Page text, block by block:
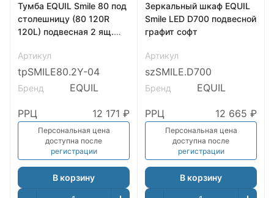
Тумба EQUIL Smile 80 под
столешницу (80 120R
120L) подвесная 2 ящ.
Артикул
tpSMILE80.2Y-04
Бренд EQUIL
РРЦ 12 171 ₽
Персональная цена
доступна после
регистрации
В корзину
Зеркальный шкаф EQUIL
Smile LED D700 подвесной
графит софт
Артикул
szSMILE.D700
Бренд EQUIL
РРЦ 12 665 ₽
Персональная цена
доступна после
регистрации
В корзину